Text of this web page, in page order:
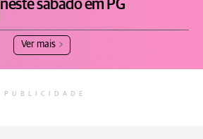
neste sábado em PG
Ver mais
PUBLICIDADE